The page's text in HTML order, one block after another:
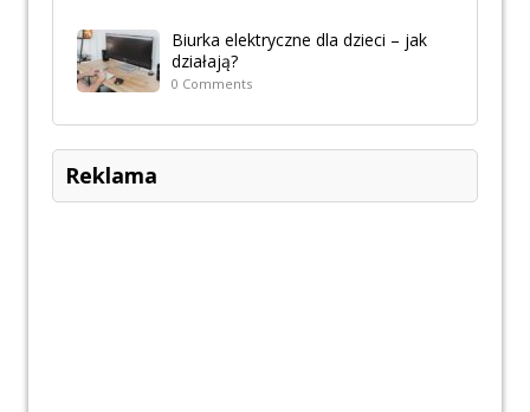
Biurka elektryczne dla dzieci – jak
działają?
0 Comments
Reklama